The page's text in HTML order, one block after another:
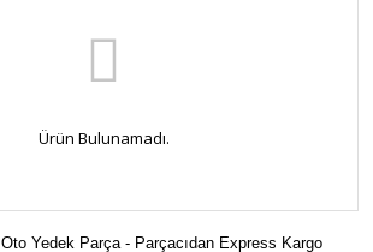
Ürün Bulunamadı.